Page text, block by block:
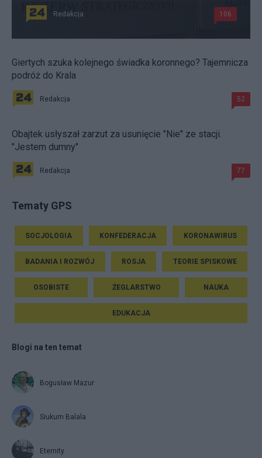
Redakcja 106
Giertych szuka kolejnego świadka koronnego? Tajemnicza
podróż do Krala
Redakcja 52
Obajtek usłyszał zarzut za usunięcie "Nie" ze stacji.
"Jestem dumny"
Redakcja 77
Tematy GPS
SOCJOLOGIA KONFEDERACJA KORONAWIRUS
BADANIA I ROZWÓJ ROSJA TEORIE SPISKOWE
OSOBISTE ŻEGLARSTWO NAUKA
EDUKACJA
Blogi na ten temat
Bogusław Mazur
Siukum Balala
Eternity